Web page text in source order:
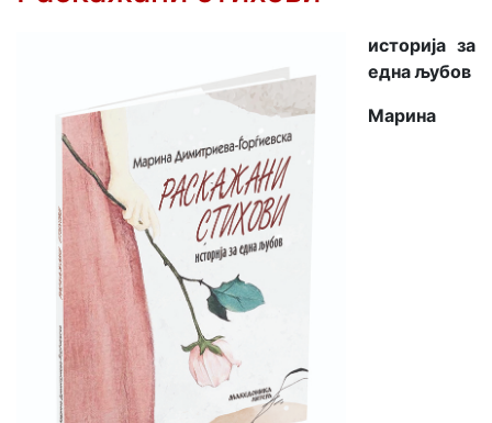
историја за
една љубов
Марина